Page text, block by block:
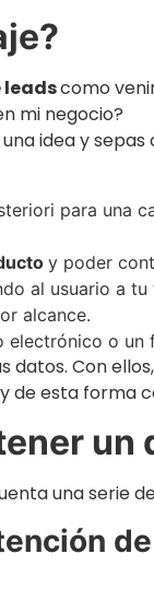
como
mi negocio?
idea y
para una
y poder
al usuario a
alcance.
electrónico o
datos. Con
de esta forma
un
una serie